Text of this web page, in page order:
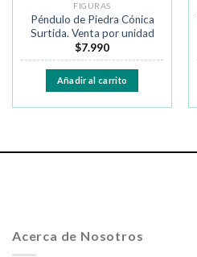
FIGURAS
Péndulo de Piedra Cónica
Surtida. Venta por unidad
$7.990
Añadir al carrito
Acerca de Nosotros